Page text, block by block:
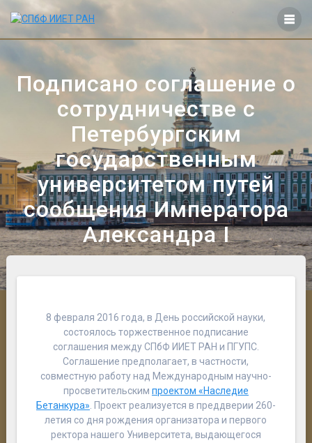
Подписано соглашение о
сотрудничестве с
Петербургским
государственным
университетом путей
сообщения Императора
Александра I
8 февраля 2016 года, в День российской науки,
состоялось торжественное подписание
соглашения между СПбФ ИИЕТ РАН и ПГУПС.
Соглашение предполагает, в частности,
совместную работу над Международным научно-
просветительским проектом «Наследие
Бетанкура» . Проект реализуется в преддверии 260-
летия со дня рождения организатора и первого
ректора нашего Университета, выдающегося